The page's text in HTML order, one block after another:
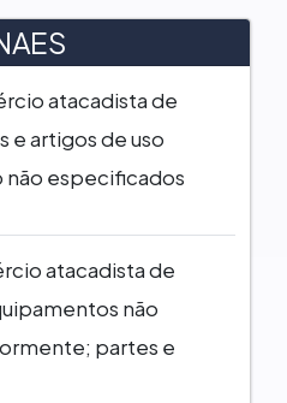
atacadista de
e artigos de uso
especificados
atacadista de
não
partes e